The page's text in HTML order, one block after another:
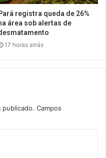
registra queda de 26%
área sob alertas de
17 horas atrás
publicado. Campos